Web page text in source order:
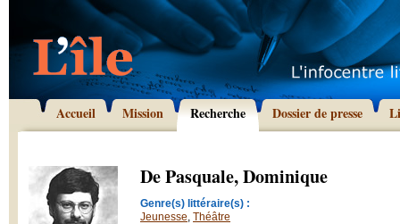
Accueil Mission Recherche Dossier de presse
De Pasquale, Dominique
Genre(s) littéraire(s) :
Jeunesse, Théâtre